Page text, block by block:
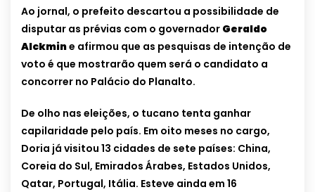
Ao jornal, o prefeito descartou a possibilidade de
disputar as prévias com o governador Geraldo
Alckmine afirmou que as pesquisas de intenção de
voto é que mostrarão quem será o candidato a
concorrer no Palácio do Planalto.
De olho nas eleições, o tucano tenta ganhar
capilaridade pelo país. Em oito meses no cargo,
Doria já visitou 13 cidades de sete países: China,
Coreia do Sul, Emirados Árabes, Estados Unidos,
Qatar, Portugal, Itália. Esteve ainda em 16